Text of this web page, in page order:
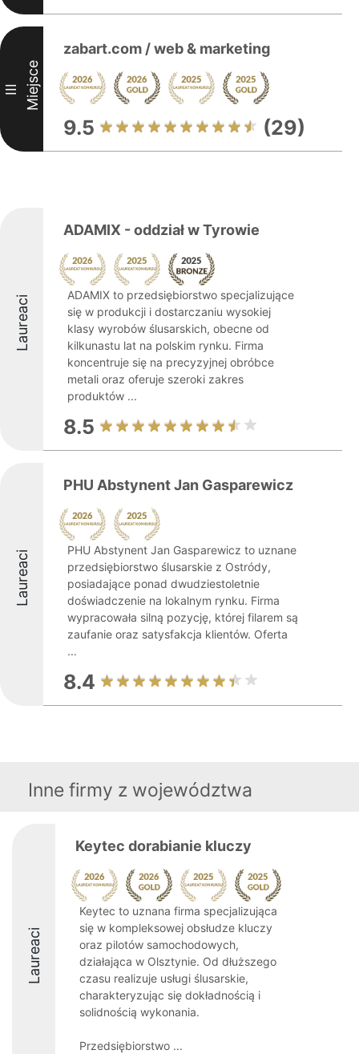
III Miejsce
zabart.com / web & marketing
9.5 (29)
Laureaci
ADAMIX - oddział w Tyrowie
ADAMIX to przedsiębiorstwo specjalizujące
się w produkcji i dostarczaniu wysokiej
klasy wyrobów ślusarskich, obecne od
kilkunastu lat na polskim rynku. Firma
koncentruje się na precyzyjnej obróbce
metali oraz oferuje szeroki zakres
produktów ...
8.5
Laureaci
PHU Abstynent Jan Gasparewicz
PHU Abstynent Jan Gasparewicz to uznane
przedsiębiorstwo ślusarskie z Ostródy,
posiadające ponad dwudziestoletnie
doświadczenie na lokalnym rynku. Firma
wypracowała silną pozycję, której filarem są
zaufanie oraz satysfakcja klientów. Oferta
...
8.4
Inne firmy z województwa
Laureaci
Keytec dorabianie kluczy
Keytec to uznana firma specjalizująca
się w kompleksowej obsłudze kluczy
oraz pilotów samochodowych,
działająca w Olsztynie. Od dłuższego
czasu realizuje usługi ślusarskie,
charakteryzując się dokładnością i
solidnością wykonania.
Przedsiębiorstwo ...